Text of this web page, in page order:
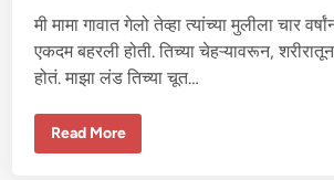
मी मामा गावात गेलो तेव्हा त्यांच्या मुलीला चार
एकदम बहरली होती. तिच्या चेहऱ्यावरून,
होतं. माझा लंड तिच्या चूत…
मा
Read More